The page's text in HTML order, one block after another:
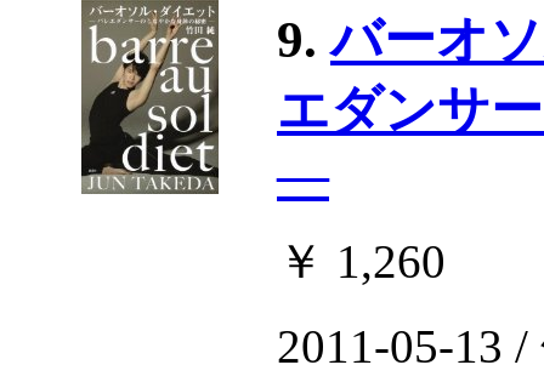
9. バーオ
エダンサ
―
￥ 1,260
2011-05-13